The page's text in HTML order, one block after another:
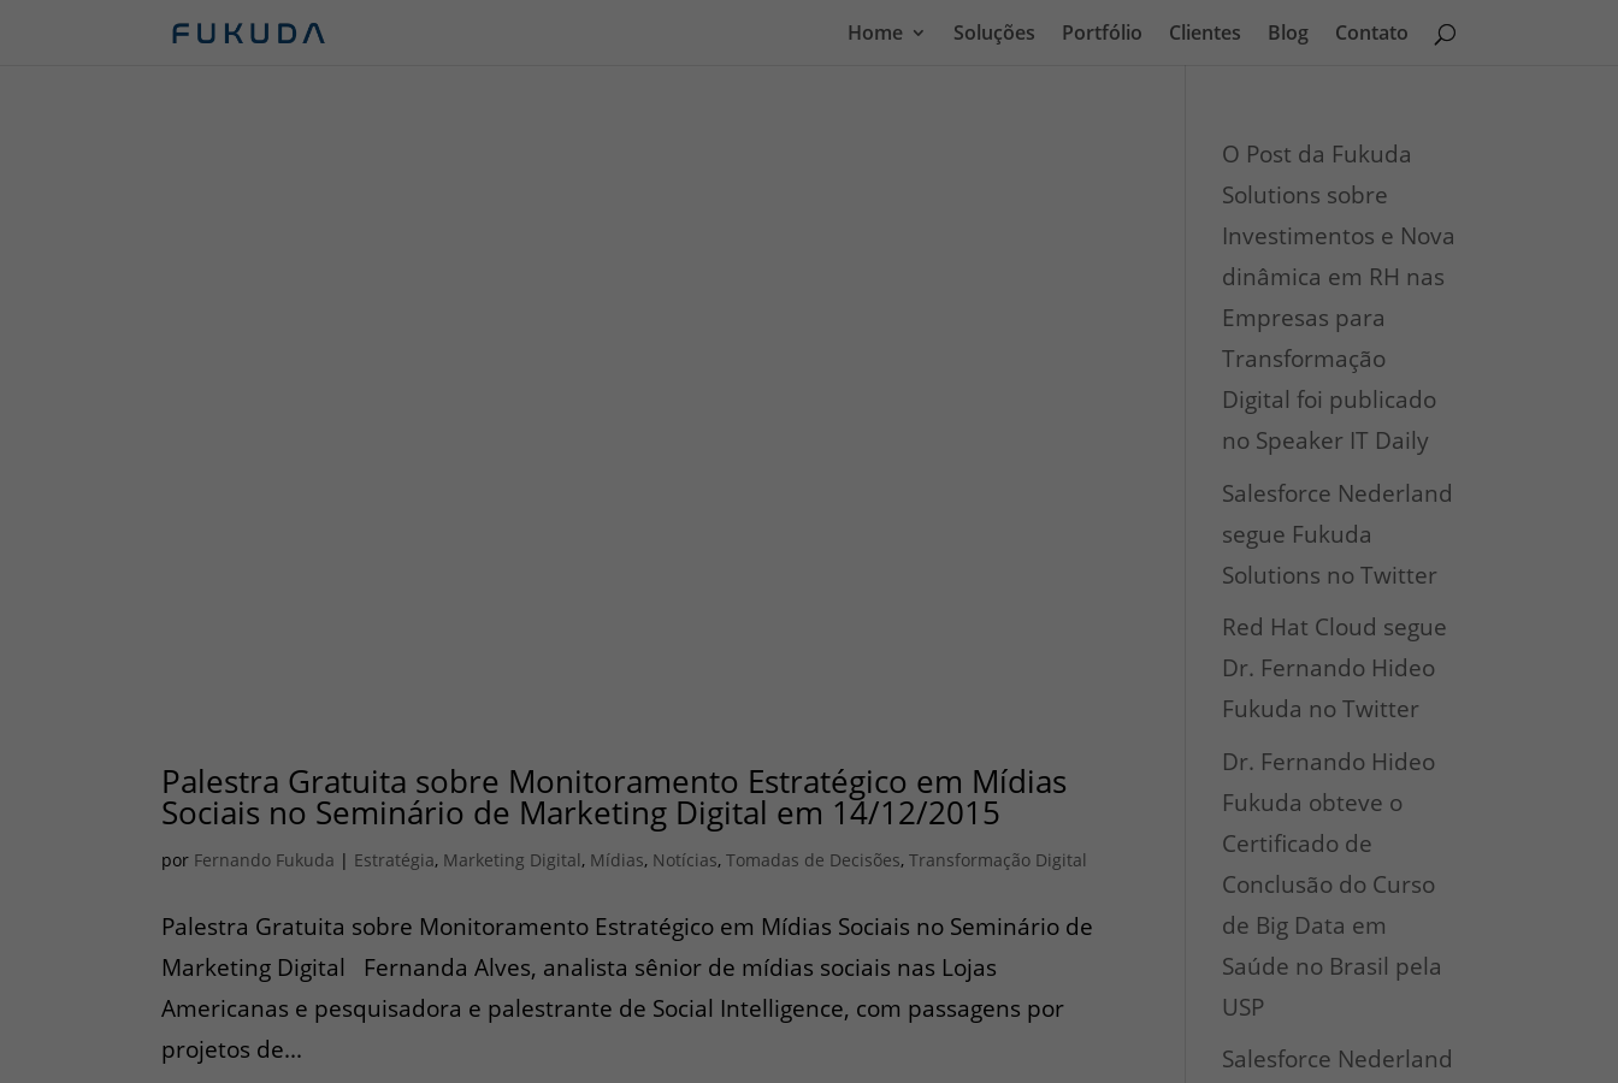
Home Soluções Portfólio Clientes Blog Contato
Palestra Gratuita sobre Monitoramento Estratégico em Mídias
Sociais no Seminário de Marketing Digital em 14/12/2015
por Fernando Fukuda | Estratégia, Marketing Digital, Mídias, Notícias,Tomadas de Decisões,Transformação Digital
Palestra Gratuita sobre Monitoramento Estratégico em Mídias Sociais no Seminário de
Marketing Digital Fernanda Alves, analista sênior de mídias sociais nas Lojas
Americanas e pesquisadora e palestrante de Social Intelligence, com passagens por
projetos de...
O Post da Fukuda
Solutions sobre
Investimentos e Nova
dinâmica em RH nas
Empresas para
Transformação
Digital foi publicado
no Speaker IT Daily
Salesforce Nederland
segue Fukuda
Solutions no Twitter
Red Hat Cloud segue
Dr. Fernando Hideo
Fukuda no Twitter
Dr. Fernando Hideo
Fukuda obteve o
Certificado de
Conclusão do Curso
de Big Data em
Saúde no Brasil pela
USP
Salesforce Nederland